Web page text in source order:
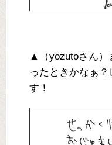
▲（yozutoさん）
ったときかなぁ
す！